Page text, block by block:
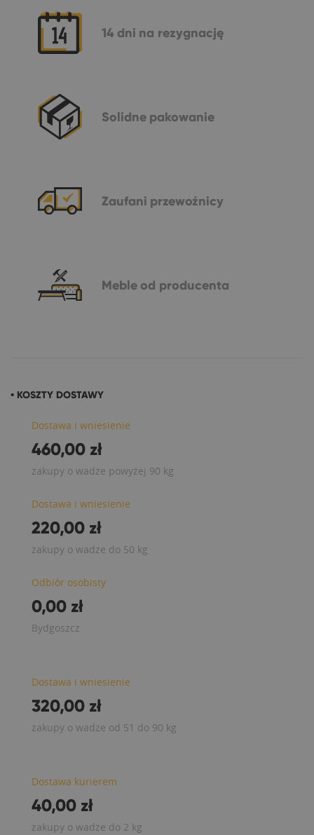
14 dni na rezygnację
Solidne pakowanie
Zaufani przewoźnicy
Meble od producenta
• KOSZTY DOSTAWY
Dostawa i wniesienie
460,00 zł
zakupy o wadze powyżej 90 kg
Dostawa i wniesienie
220,00 zł
zakupy o wadze do 50 kg
Odbiór osobisty
0,00 zł
Bydgoszcz
Dostawa i wniesienie
320,00 zł
zakupy o wadze od 51 do 90 kg
Dostawa kurierem
40,00 zł
zakupy o wadze do 2 kg